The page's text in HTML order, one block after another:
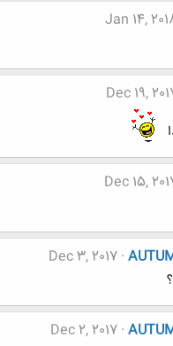
Jan 14,
Dec 19,
Dec 15,
Dec 3, 2017
Dec 2, 2017